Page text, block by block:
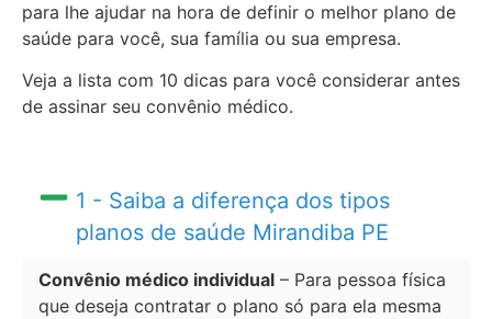
para lhe ajudar na hora de definir o melhor plano de
saúde para você, sua família ou sua empresa.
Veja a lista com 10 dicas para você considerar antes
de assinar seu convênio médico.
1 - Saiba a diferença dos tipos
planos de saúde Mirandiba PE
Convênio médico individual – Para pessoa física
que deseja contratar o plano só para ela mesma